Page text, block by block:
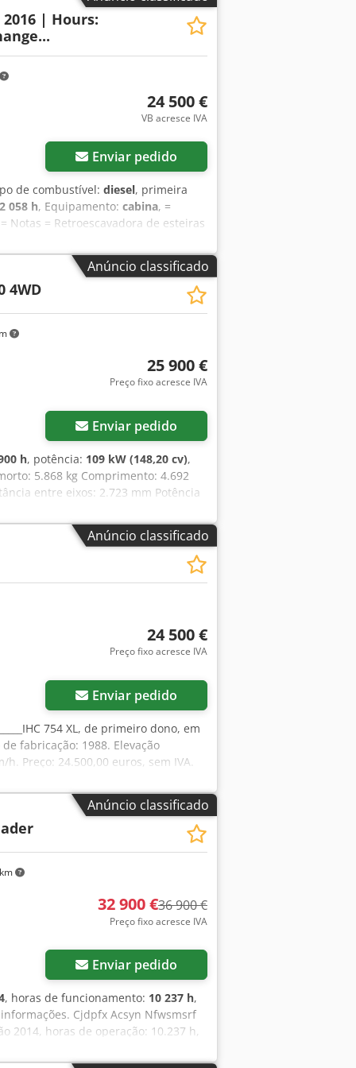
2016 | Hours:
24 500 €
VB acresce IVA
Enviar pedido
de combustível: diesel, primeira
2 058 h, Equipamento: cabina, =
Notas = Retroescavadora de esteiras
Esta retroescavadora de esteiras
estado de conservação e
trabalhos de terraplenagem,
A máquina está equipada com
na frente. Isso permite que
oferece uma excelente
técnicos: • Fabricante: CASE •
Máquina alemã • Potência do motor:
• Inclui pá carregadora • Cabine
m • Altura: 2,46 m • Distância entre
poucas horas de operação, pronta
fotos adicionais, vídeos ou para
disponíveis através do nosso
5.500 kg Dimensões (C x L x A):
visual: bom Número de série:
Anúncio classificado
4WD
25 900 €
Preço fixo acresce IVA
Enviar pedido
h, potência: 109 kW (148,20 cv),
5.868 kg Comprimento: 4.692
entre eixos: 2.723 mm Potência
cilindros: 6 Deslocamento: 7.480 cm³
Anúncio classificado
24 500 €
Preço fixo acresce IVA
Enviar pedido
754 XL, de primeiro dono, em
fabricação: 1988. Elevação
Preço: 24.500,00 euros, sem IVA.
Anúncio classificado
32 900 €36 900 €
Preço fixo acresce IVA
Enviar pedido
, horas de funcionamento: 10 237 h,
Cjdpfx Acsyn Nfwsmsrf
2014, horas de operação: 10.237 h,
máximo autorizado: 27.024 kg,
auxiliar, câmera de ré,